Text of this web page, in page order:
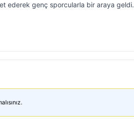
ederek genç sporcularla bir araya geldi.